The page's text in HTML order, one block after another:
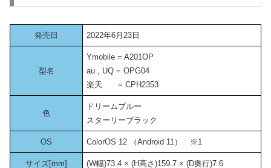
発売日 2022年6月23日
型名
Ymobile = A201OP
au , UQ = OPG04
楽天 = CPH2353
色
ドリームブルー
スターリーブラック
OS ColorOS 12 （Android 11） ※1
サイズ[mm] (W幅)73.4 × (H高さ)159.7 × (D奥行)7.6